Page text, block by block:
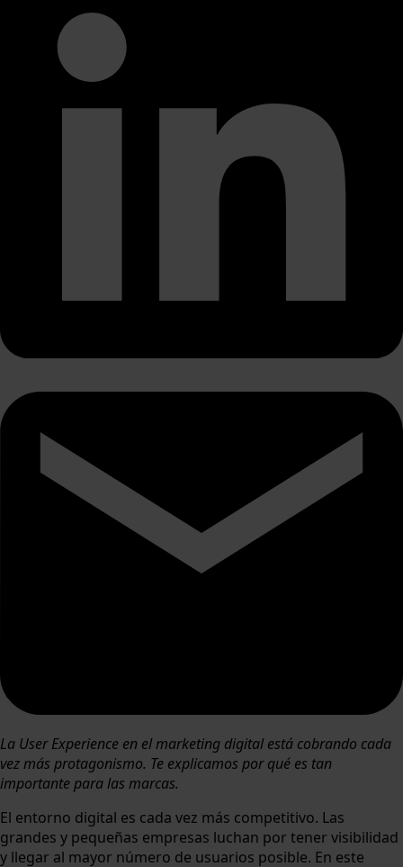
La User Experience en el marketing digital está cobrando cada
vez más protagonismo. Te explicamos por qué es tan
importante para las marcas.
El entorno digital es cada vez más competitivo. Las
grandes y pequeñas empresas luchan por tener visibilidad
y llegar al mayor número de usuarios posible. En este